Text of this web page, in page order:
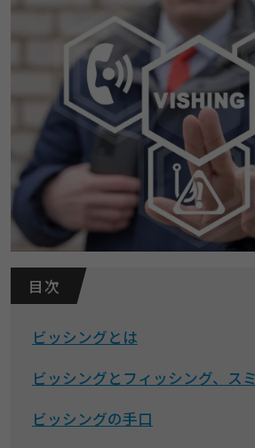
目 次
ビッシングとは
ビッシングとフィッシング、ス
ビッシングの手口